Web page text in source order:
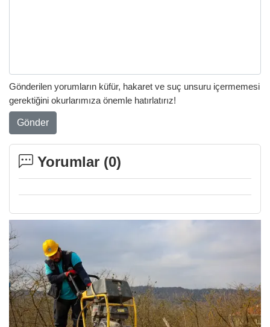
Gönderilen yorumların küfür, hakaret ve suç unsuru içermemesi
gerektiğini okurlarımıza önemle hatırlatırız!
Gönder
Yorumlar (0)